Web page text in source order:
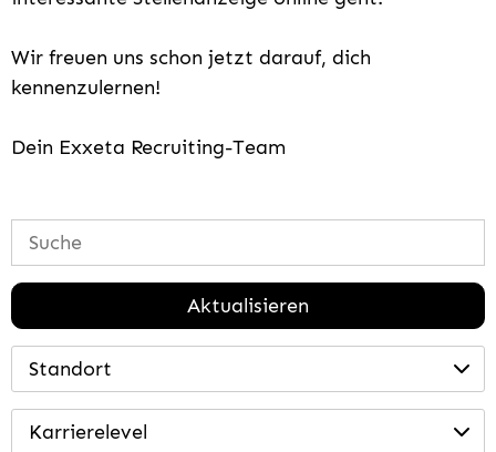
Wir freuen uns schon jetzt darauf, dich
kennenzulernen!
Dein Exxeta Recruiting-Team
Aktualisieren
Standort
Karrierelevel